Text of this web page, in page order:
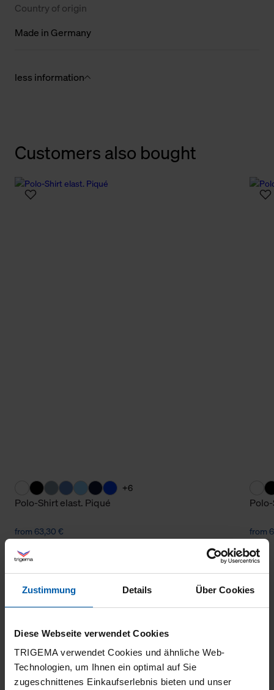
Zustimmung Details Über Cookies
Diese Webseite verwendet Cookies
TRIGEMA verwendet Cookies und ähnliche Web-
Technologien, um Ihnen ein optimal auf Sie
zugeschnittenes Einkaufserlebnis bieten und unser
Country of origin
Made in Germany
less information
Customers also bought
+6
Polo-Shirt elast. Piqué
from 63,30 € from
climate-neutral
Family business